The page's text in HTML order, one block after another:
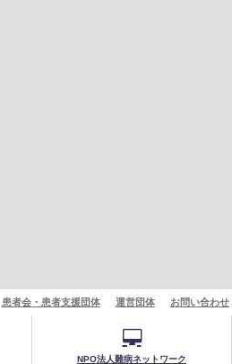
患者会・患者支援団体 運営団体 お問い合わせ
NPO法人難病ネットワーク